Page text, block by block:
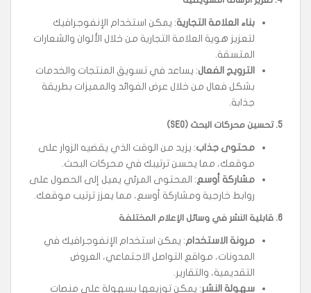
بناء العلامة التجارية: يمكن استخدام الإنفوجرافيك
لتعزيز هوية العلامة التجارية من خلال الألوان والشعارات
المتسقة.
الترويج الفعال: يساعد في تسويق المنتجات والخدمات
بشكل فعال من خلال عرض الفوائد والمميزات بطريقة
جذابة.
5. تحسين محركات البحث (SEO)
محتوى جذاب: يزيد من الوقت الذي يقضيه الزوار على
موقعك، مما يحسن ترتيبك في محركات البحث.
مشاركة أوسع: المحتوى المرئي يميل إلى الحصول على
روابط خارجية ومشاركة أوسع، مما يعزز ترتيب موقعك.
6. قابلية النشر في وسائل الإعلام المختلفة
مرونة الاستخدام: يمكن استخدام الإنفوجرافيك في
المدونات، مواقع التواصل الاجتماعي، العروض
التقديمية، والتقارير.
سهولة النشر : يمكن توزيعها بسهولة على منصات